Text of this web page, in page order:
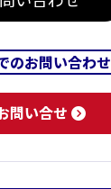
のお問い合わせ
問い合せ